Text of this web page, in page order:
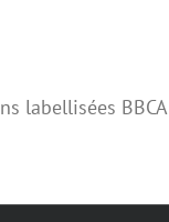
labellisées BBCA